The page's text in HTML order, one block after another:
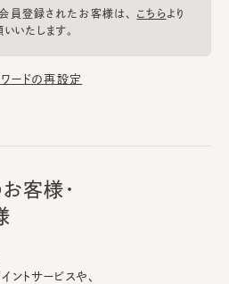
登録されたお客様は、 こちらより
いたします。
ードの再設定
客様・
ントサービスや、